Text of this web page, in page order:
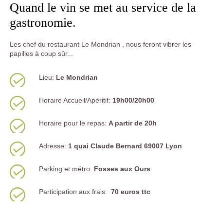
Quand le vin se met au service de la
gastronomie.
Les chef du restaurant Le Mondrian , nous feront vibrer les
papilles à coup sûr...
Lieu: Le Mondrian
Horaire Accueil/Apéritif: 19h00/20h00
Horaire pour le repas: A partir de 20h
Adresse: 1 quai Claude Bernard 69007 Lyon
Parking et métro: Fosses aux Ours
Participation aux frais: 70 euros ttc